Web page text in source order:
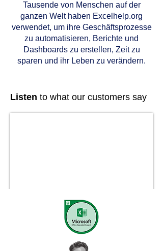
Tausende von Menschen auf der
ganzen Welt haben Excelhelp.org
verwendet, um ihre Geschäftsprozesse
zu automatisieren, Berichte und
Dashboards zu erstellen, Zeit zu
sparen und ihr Leben zu verändern.
Listen to what our customers say